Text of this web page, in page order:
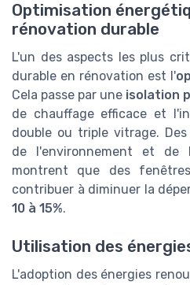
Optimisation
rénovation durable
L'un des aspects les plus
durable en rénovation est l'
Cela passe par une isolation
de chauffage efficace et
double ou triple vitrage.
de l'environnement et de
montrent que des
contribuer à diminuer la
10 à 15%.
Utilisation des
L'adoption des énergies